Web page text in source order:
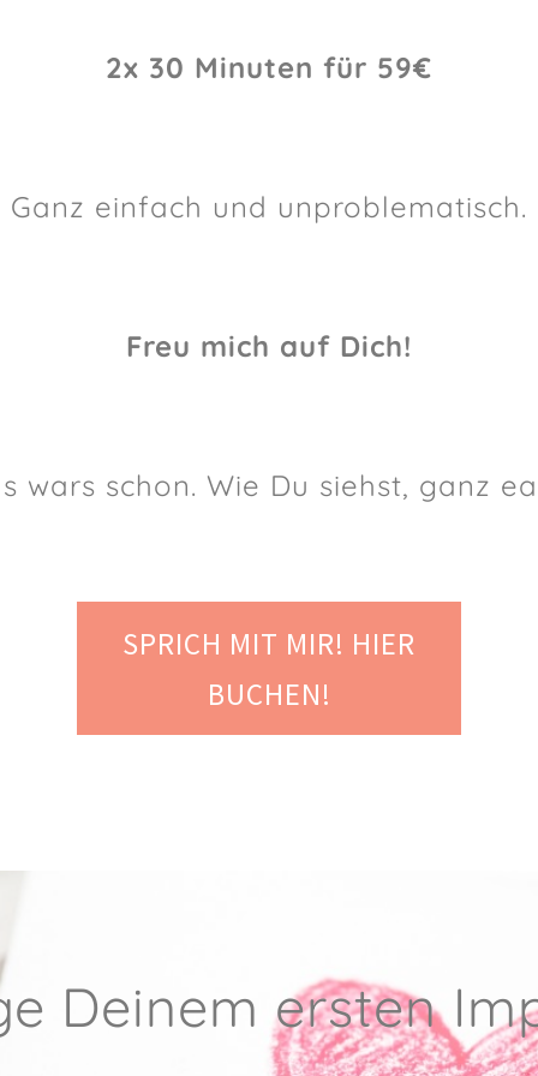
2x 30 Minuten für 59€
Ganz einfach und unproblematisch.
Freu mich auf Dich!
wars schon. Wie Du siehst, ganz
SPRICH MIT MIR! HIER
BUCHEN!
Deinem ersten